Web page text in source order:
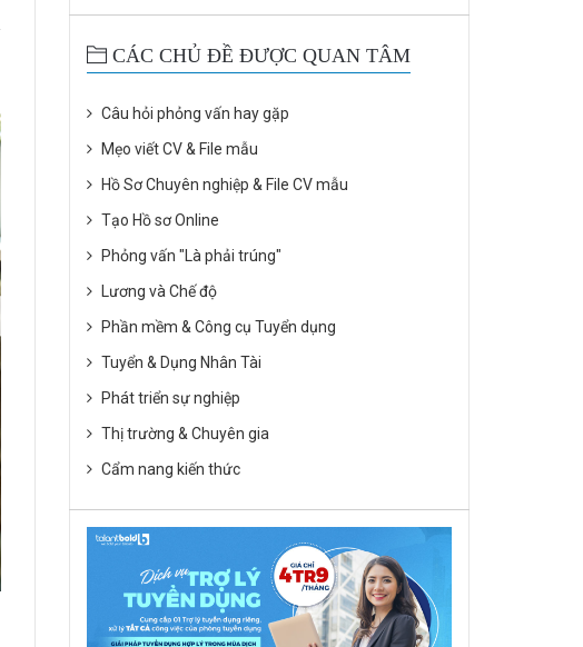
CÁC CHỦ ĐỀ ĐƯỢC QUAN TÂM
Câu hỏi phỏng vấn hay gặp
Mẹo viết CV & File mẫu
Hồ Sơ Chuyên nghiệp & File CV mẫu
Tạo Hồ sơ Online
Phỏng vấn "Là phải trúng"
Lương và Chế độ
Phần mềm & Công cụ Tuyển dụng
Tuyển & Dụng Nhân Tài
Phát triển sự nghiệp
Thị trường & Chuyên gia
Cẩm nang kiến thức